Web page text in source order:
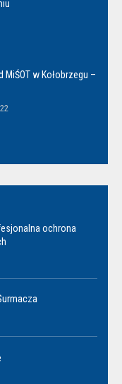
MiŚOT w Kołobrzegu –
ochrona